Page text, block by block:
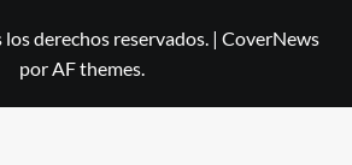
derechos reservados. | CoverNews
por AF themes.